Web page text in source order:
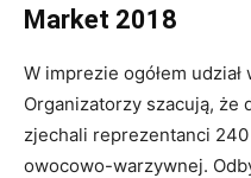
Market 2018
W imprezie ogółem
Organizatorzy szacują, że
zjechali reprezentanci
owocowo-warzywnej.